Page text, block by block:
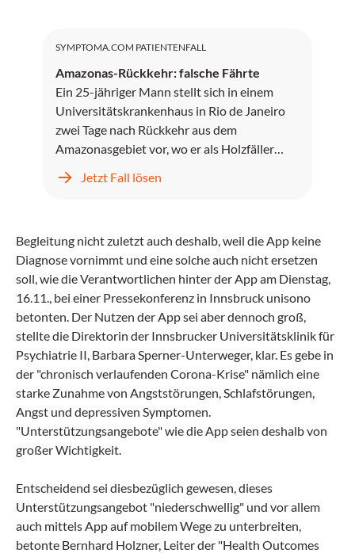
SYMPTOMA.COM PATIENTENFALL
Amazonas-Rückkehr: falsche Fährte
Ein 25-jähriger Mann stellt sich in einem
Universitätskrankenhaus in Rio de Janeiro
zwei Tage nach Rückkehr aus dem
Amazonasgebiet vor, wo er als Holzfäller
gearbeitet hat.
Jetzt Fall lösen
Begleitung nicht zuletzt auch deshalb, weil die App keine
Diagnose vornimmt und eine solche auch nicht ersetzen
soll, wie die Verantwortlichen hinter der App am Dienstag,
16.11., bei einer Pressekonferenz in Innsbruck unisono
betonten. Der Nutzen der App sei aber dennoch groß,
stellte die Direktorin der Innsbrucker Universitätsklinik für
Psychiatrie II, Barbara Sperner-Unterweger, klar. Es gebe in
der "chronisch verlaufenden Corona-Krise" nämlich eine
starke Zunahme von Angststörungen, Schlafstörungen,
Angst und depressiven Symptomen.
"Unterstützungsangebote" wie die App seien deshalb von
großer Wichtigkeit.
Entscheidend sei diesbezüglich gewesen, dieses
Unterstützungsangebot "niederschwellig" und vor allem
auch mittels App auf mobilem Wege zu unterbreiten,
betonte Bernhard Holzner, Leiter der "Health Outcomes